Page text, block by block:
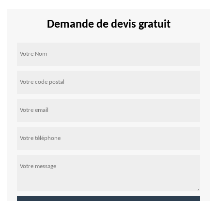
Demande de devis gratuit